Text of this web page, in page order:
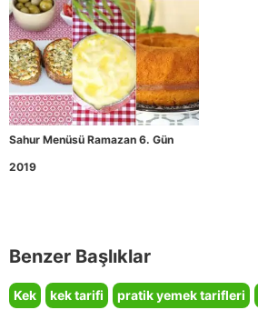
Sahur Menüsü Ramazan 6. Gün
2019
Benzer Başlıklar
Kek kek tarifi pratik yemek tarifleri